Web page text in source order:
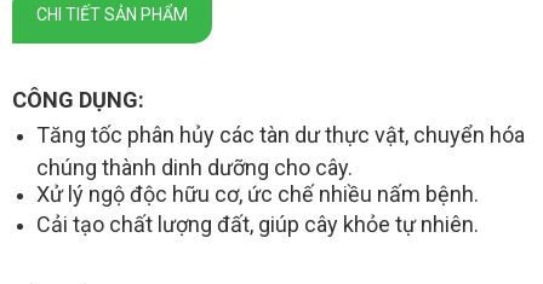
CHI TIẾT SẢN PHẨM
CÔNG DỤNG:
Tăng tốc phân hủy các tàn dư thực vật, chuyển hóa
chúng thành dinh dưỡng cho cây.
Xử lý ngộ độc hữu cơ, ức chế nhiều nấm bệnh.
Cải tạo chất lượng đất, giúp cây khỏe tự nhiên.